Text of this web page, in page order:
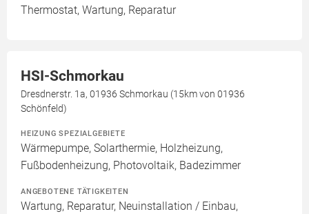
Thermostat, Wartung, Reparatur
HSI-Schmorkau
Dresdnerstr. 1a, 01936 Schmorkau (15km von 01936
Schönfeld)
HEIZUNG SPEZIALGEBIETE
Wärmepumpe, Solarthermie, Holzheizung,
Fußbodenheizung, Photovoltaik, Badezimmer
ANGEBOTENE TÄTIGKEITEN
Wartung, Reparatur, Neuinstallation / Einbau,